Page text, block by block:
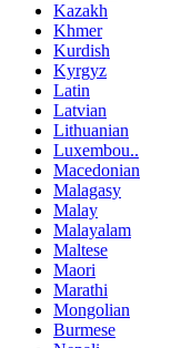
Kazakh
Khmer
Kurdish
Kyrgyz
Latin
Latvian
Lithuanian
Luxembou..
Macedonian
Malagasy
Malay
Malayalam
Maltese
Maori
Marathi
Mongolian
Burmese